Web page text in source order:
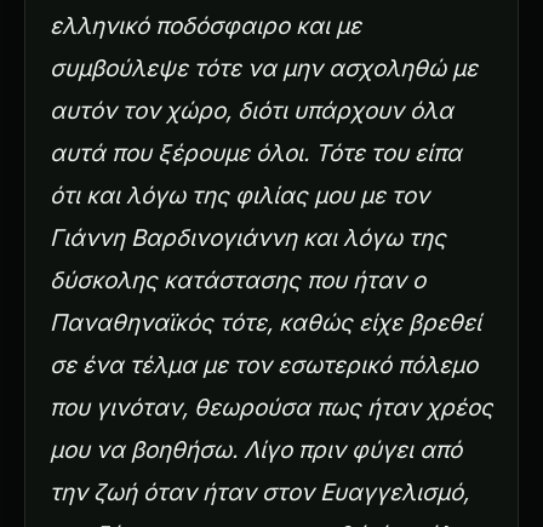
ελληνικό ποδόσφαιρο και με
συμβούλεψε τότε να μην ασχοληθώ με
αυτόν τον χώρο, διότι υπάρχουν όλα
αυτά που ξέρουμε όλοι. Τότε του είπα
ότι και λόγω της φιλίας μου με τον
Γιάννη Βαρδινογιάννη και λόγω της
δύσκολης κατάστασης που ήταν ο
Παναθηναϊκός τότε, καθώς είχε βρεθεί
σε ένα τέλμα με τον εσωτερικό πόλεμο
που γινόταν, θεωρούσα πως ήταν χρέος
μου να βοηθήσω. Λίγο πριν φύγει από
την ζωή όταν ήταν στον Ευαγγελισμό,